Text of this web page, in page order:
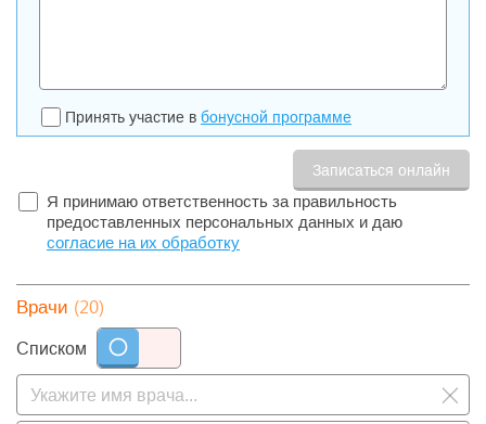
Принять участие в бонусной программе
Я принимаю ответственность за правильность
предоставленных персональных данных и даю
согласие на их обработку
Врачи (20)
Списком